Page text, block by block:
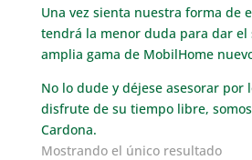
Una vez sienta nuestra forma de
tendrá la menor duda para dar el
amplia gama de MobilHome
No lo dude y déjese asesorar por
disfrute de su tiempo libre,
Cardona.
Mostrando el único resultado